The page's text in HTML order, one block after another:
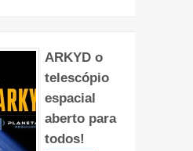
ARKYD o
telescópio
espacial
aberto para
todos!